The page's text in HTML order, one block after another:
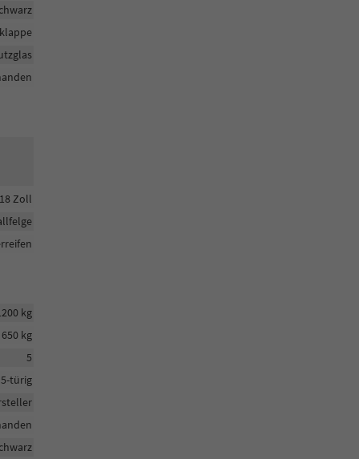
18 Zoll
kg
650 kg
5
5-türig